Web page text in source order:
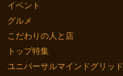
イベント
グルメ
こだわりの人と店
トップ特集
ユニバーサルマインドグリッド